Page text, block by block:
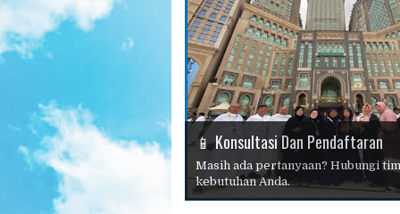
🏆 Haji Plus 2026
Wujudkan impian berhaji lebih
⭐ Mengapa Memilih Kami?
📖 Panduan Haji Dan Umroh
📱 Konsultasi Dan Pendaftaran
Masih ada pertanyaan? Hubungi
kebutuhan Anda.